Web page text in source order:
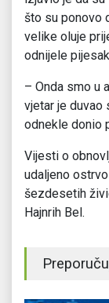
što su ponovo
velike oluje
odnijele
– Onda smo u
vjetar je duvao
odnekle donio
Vijesti o
udaljeno
šezdesetih
Hajnrih Bel.